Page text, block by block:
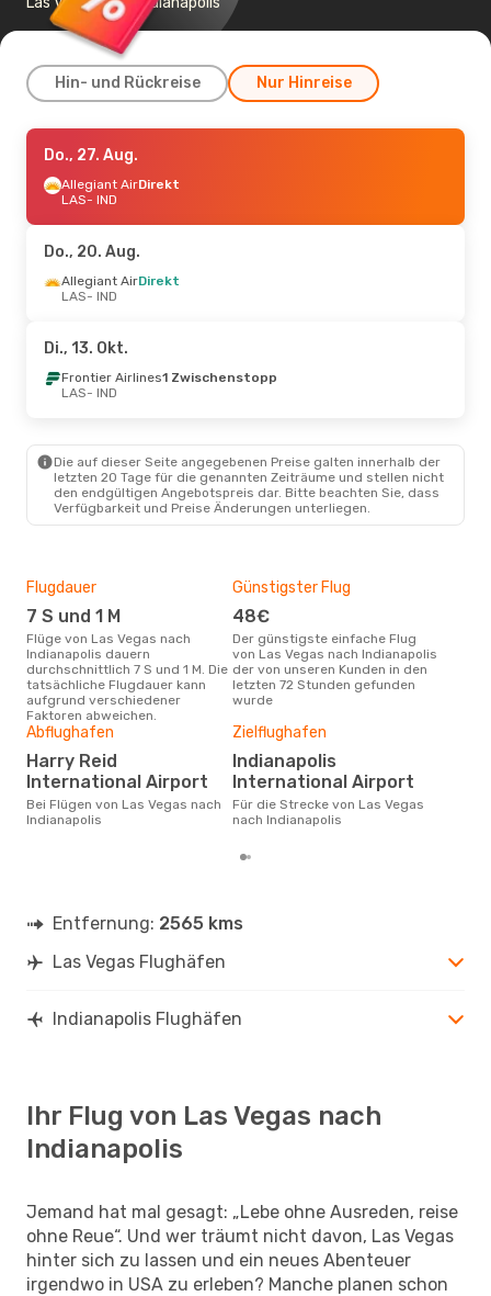
Hin- und Rückreise Nur Hinreise
Do., 20. Aug.
Allegiant AirDirekt
LAS- IND
IND- LAS
Do., 27. Aug.
Allegiant AirDirekt
LAS- IND
Do., 20. Aug.
Allegiant AirDirekt
LAS- IND
Di., 13. Okt.
Frontier Airlines1 Zwischenstopp
LAS- IND
Die auf dieser Seite angegebenen Preise galten innerhalb der
letzten 20 Tage für die genannten Zeiträume und stellen nicht
den endgültigen Angebotspreis dar. Bitte beachten Sie, dass
Verfügbarkeit und Preise Änderungen unterliegen.
Flugdauer
7 S und 1 M
Flüge von Las Vegas nach
Indianapolis dauern
durchschnittlich 7 S und 1 M. Die
tatsächliche Flugdauer kann
aufgrund verschiedener
Faktoren abweichen.
Günstigster Flug
48€
Der günstigste einfache Flug
von Las Vegas nach Indianapolis
der von unseren Kunden in den
letzten 72 Stunden gefunden
wurde
Abflughafen
Harry Reid
International Airport
Bei Flügen von Las Vegas nach
Indianapolis
Zielflughafen
Indianapolis
International Airport
Für die Strecke von Las Vegas
nach Indianapolis
Entfernung: 2565 kms
Las Vegas Flughäfen
Indianapolis Flughäfen
Ihr Flug von Las Vegas nach
Indianapolis
Jemand hat mal gesagt: „Lebe ohne Ausreden, reise
ohne Reue“. Und wer träumt nicht davon, Las Vegas
hinter sich zu lassen und ein neues Abenteuer
irgendwo in USA zu erleben? Manche planen schon